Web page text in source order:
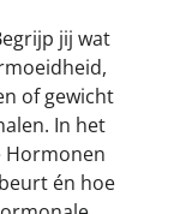
jij wat
of gewicht
In het
Hormonen
én hoe